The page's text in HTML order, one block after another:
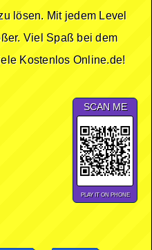
lösen. Mit jedem Level
Viel Spaß bei dem
Kostenlos Online.de!
SCAN ME
PLAY IT ON PHONE